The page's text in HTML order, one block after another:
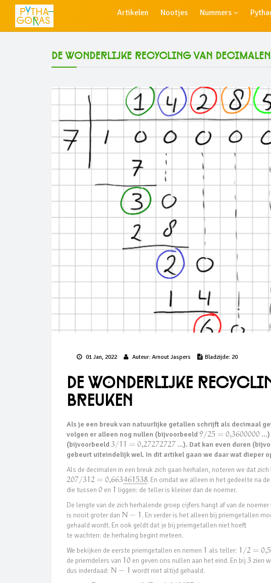
Artikelen Nootjes Nummers
De wonderlijke recycling van
01 Jan, 2022 Auteur: Arnout Jaspers Bladzijde: 20
De wonderlijke
breuken
Als je een breuk van natuurlijke getallen schrijft als decimaal
volgen er alleen nog nullen (bijvoorbeeld 9/25 = 0,3600000 …
(bijvoorbeeld 3/11 = 0,27272727 …). Dat kan even duren
gebeurt uiteindelijk wel. In dit artikel gaan we daar wat dieper
Als de decimalen in een breuk zich gaan herhalen, noteren we dat
207/312 = 0,663461538
¯ ¯
¯¯¯¯¯¯¯¯¯¯
. En omdat we alleen in het gedeelte na
die tussen 0 en 1 liggen: de teller is kleiner dan de noemer.
De lengte van de zich herhalende groep cijfers hangt af van de
is nooit groter dan N − 1 . En verder is het alleen bij priemgetallen
gehaald wordt. En ook geldt dat je bij priemgetallen niet hoeft
te wachten: de herhaling begint meteen.
We bekijken de eerste priemgetallen en nemen 1 als teller: 1 /2 = 0,5
de priemdelers van 10en geven ons nullen aan het eind. En bij 3 zien
dus inderdaad: N − 1 wordt niet altijd gehaald.